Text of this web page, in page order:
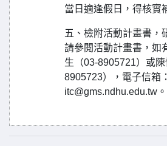
當日適逢假日，得核實
五、檢附活動計畫書，
請參閱活動計畫書，如
生（03-8905721）或
8905723），電子信箱：
itc@gms.ndhu.edu.tw。